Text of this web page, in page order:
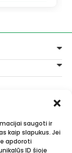
saugoti ir
kaip slapukus. Jei
apdoroti
ID šioje